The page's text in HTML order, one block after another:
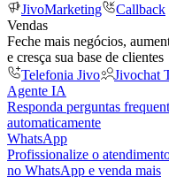
JivoMarketing
Callback
Vendas
Feche mais negócios,
e cresça sua base de clientes
Telefonia Jivo
Jivochat
Agente IA
Responda perguntas
automaticamente
WhatsApp
Profissionalize o
no WhatsApp e venda mais